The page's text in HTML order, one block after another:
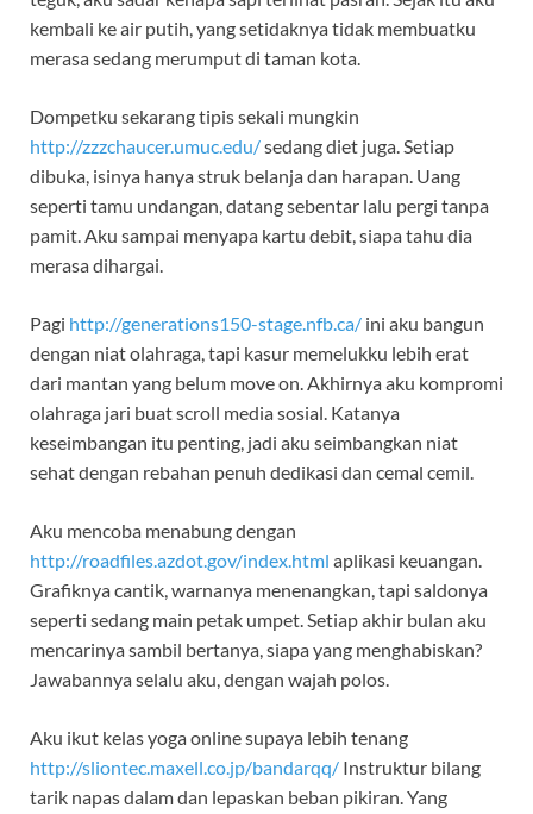
kembali ke air putih, yang setidaknya tidak membuatku
merasa sedang merumput di taman kota.
Dompetku sekarang tipis sekali mungkin
http://zzzchaucer.umuc.edu/sedang diet juga. Setiap
dibuka, isinya hanya struk belanja dan harapan. Uang
seperti tamu undangan, datang sebentar lalu pergi tanpa
pamit. Aku sampai menyapa kartu debit, siapa tahu dia
merasa dihargai.
Pagi http://generations150-stage.nfb.ca/ ini aku bangun
dengan niat olahraga, tapi kasur memelukku lebih erat
dari mantan yang belum move on. Akhirnya aku kompromi
olahraga jari buat scroll media sosial. Katanya
keseimbangan itu penting, jadi aku seimbangkan niat
sehat dengan rebahan penuh dedikasi dan cemal cemil.
Aku mencoba menabung dengan
http://roadfiles.azdot.gov/index.html aplikasi keuangan.
Grafiknya cantik, warnanya menenangkan, tapi saldonya
seperti sedang main petak umpet. Setiap akhir bulan aku
mencarinya sambil bertanya, siapa yang menghabiskan?
Jawabannya selalu aku, dengan wajah polos.
Aku ikut kelas yoga online supaya lebih tenang
http://sliontec.maxell.co.jp/bandarqq/ Instruktur bilang
tarik napas dalam dan lepaskan beban pikiran. Yang